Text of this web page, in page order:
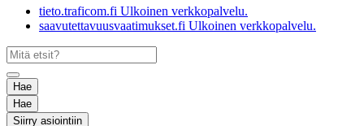
tieto.traficom.fi Ulkoinen verkkopalvelu.
saavutettavuusvaatimukset.fi Ulkoinen verkkopalvelu.
Hae
Hae
Siirry asiointiin